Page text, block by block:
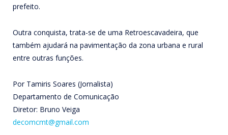
prefeito.
Outra conquista, trata-se de uma Retroescavadeira, que
também ajudará na pavimentação da zona urbana e rural
entre outras funções.
Por Tamiris Soares (Jornalista)
Departamento de Comunicação
Diretor: Bruno Veiga
decomcmt@gmail.com